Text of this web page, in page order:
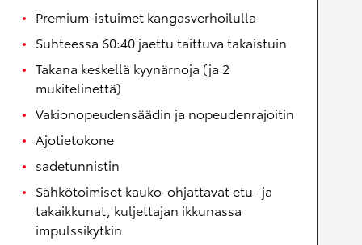
Premium-istuimet kangasverhoilulla
Suhteessa 60:40 jaettu taittuva takaistuin
Takana keskellä kyynärnoja (ja 2
mukitelinettä)
Vakionopeudensäädin ja nopeudenrajoitin
Ajotietokone
sadetunnistin
Sähkötoimiset kauko-ohjattavat etu- ja
takaikkunat, kuljettajan ikkunassa
impulssikytkin